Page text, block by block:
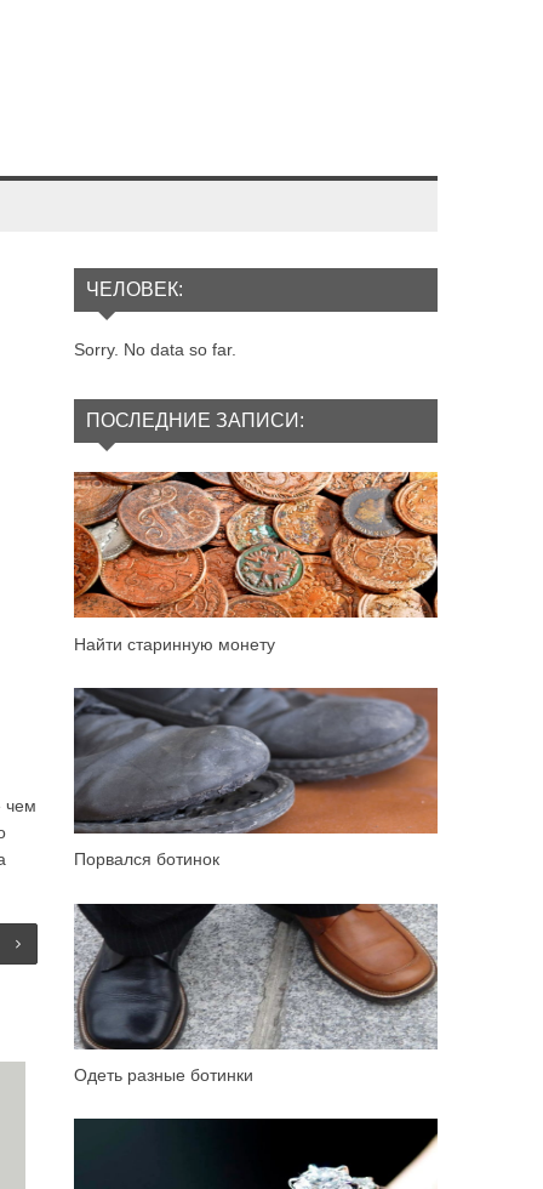
чем
ЧЕЛОВЕК:
Sorry. No data so far.
ПОСЛЕДНИЕ ЗАПИСИ:
Найти старинную монету
Порвался ботинок
Одеть разные ботинки